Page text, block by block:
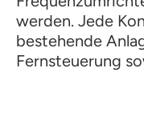
werden. Jede
bestehende
Fernsteuerung